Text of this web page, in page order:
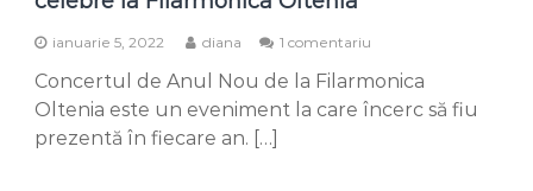
ianuarie 5, 2022 diana 1 comentariu
de
Anul
Concertul de Anul Nou de la Filarmonica
Oltenia este un eveniment la care încerc să fiu
prezentă în fiecare an. […]